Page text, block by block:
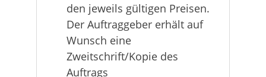
den jeweils gültigen Preisen.
Der Auftraggeber erhält auf
Wunsch eine
Zweitschrift/Kopie des
Auftrags